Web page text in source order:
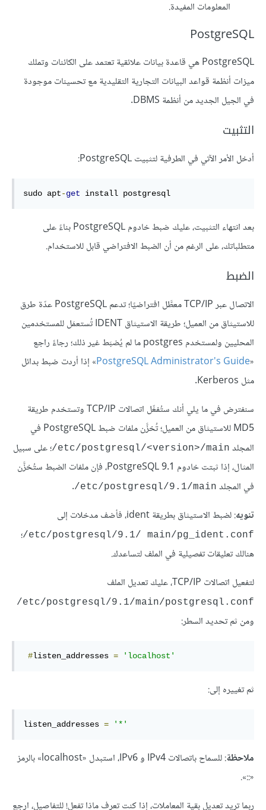
المعلومات المفيدة.
PostgreSQL
PostgreSQL هي قاعدة بيانات علائقية تعتمد على الكائنات وتملك
ميزات أنظمة قواعد البيانات التجارية التقليدية مع تحسينات موجودة
في الجيل الجديد من أنظمة DBMS.
التثبيت
أدخل الأمر الآتي في الطرفية لتثبيت PostgreSQL:
sudo apt-get install postgresql
بعد انتهاء التثبيت، عليك ضبط خادوم PostgreSQL بناءً على
متطلباتك، على الرغم من أن الضبط الافتراضي قابل للاستخدام.
الضبط
الاتصال عبر TCP/IP معطَّل افتراضيًا؛ تدعم PostgreSQL عدّة طرق
للاستيثاق من العميل؛ طريقة الاستيثاق IDENT تُستعمَل للمستخدمين
المحليين ولمستخدم postgres ما لم يُضبَط غير ذلك؛ رجاءً راجع
«
PostgreSQLAdministrator's Guide
» إذا أردت ضبط بدائل
مثل Kerberos.
سنفترض في ما يلي أنك ستُفعِّل اتصالات TCP/IP وتستخدم طريقة
MD5 للاستيثاق من العميل؛ تُخزَّن ملفات ضبط PostgreSQL في
المجلد ‎ /etc/postgresql/<version>/main؛ على سبيل
المثال، إذا ثبتت خادوم PostgreSQL 9.1، فإن ملفات الضبط ستُخزَّن
في المجلد ‎ /etc/postgresql/9.1/main
.
تنويه
: لضبط الاستيثاق بطريقة ident، فأضف مدخلات إلى
/etc/postgresql/9.1/‎ main/pg_ident.conf؛
هنالك تعليقات تفصيلية في الملف لتساعدك.
لتفعيل اتصالات TCP/IP، عليك تعديل الملف
‎/etc/postgresql/9.1/main/postgresql.conf
ومن ثم تحديد السطر:
‎‎#listen_addresses = 'localhost‎‎'
ثم تغييره إلى:
listen_addresses = '*'
ملاحظة
: للسماح باتصالات IPv4 و IPv6، استبدل «localhost» بالرمز
«::».
ربما تريد تعديل بقية المعاملات، إذا كنت تعرف ماذا تفعل! للتفاصيل، ارجع